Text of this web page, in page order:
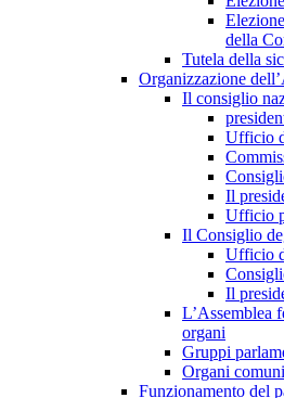
della
Tutela della
Organizzazione
Il consiglio
Ufficio
Il
Ufficio
Il Consiglio
Ufficio
Il
L’Assemblea
organi
Gruppi
Organi
Funzionamento del